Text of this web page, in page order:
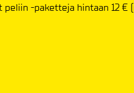
peliin -paketteja hintaan 12 €